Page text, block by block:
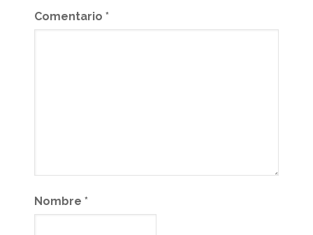
Comentario *
Nombre *